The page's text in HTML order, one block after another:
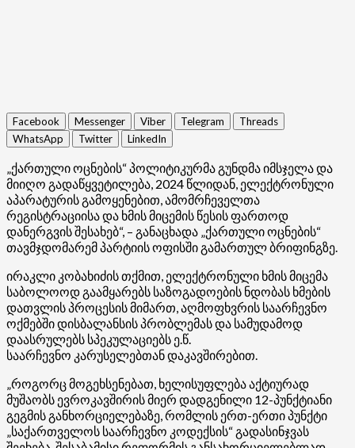
Facebook Messenger Viber Telegram
Threads
WhatsApp
Twitter LinkedIn
„ქართული ოცნების“ პოლიტიკურმა გუნდმა იმსჯელა და
მიიღო გადაწყვეტილება, 2024 წლიდან, ელექტრონული
აპარატურის გამოყენებით, ამომრჩეველთა
რეგისტრაციისა და ხმის მიცემის წესის ფართოდ
დანერგვის შესახებ“, – განაცხადა „ქართული ოცნების“
თავმჯდომარემ პარტიის ოფისში გამართულ ბრიფინგზე.
ირაკლი კობახიძის თქმით, ელექტრონული ხმის მიცემა
საბოლოოდ გაამყარებს საზოგადოების ნდობას ხმების
დათვლის პროცესის მიმართ, აღმოფხვრის საარჩევნო
ოქმებში დისბალანსის პრობლემას და სამუდამოდ
დაასრულებს სპეკულაციებს ე.წ.
საარჩევნო კარუსელებთანდაკავშირებით.
„როგორც მოგეხსენებათ, ხელისუფლება აქტიურად
მუშაობს ევროკავშირის მიერ დადგენილი 12-პუნქტიანი
გეგმის განხორციელებაზე, რომლის ერთ-ერთი პუნქტი
„საქართველოს საარჩევნო კოდექსის“ გადასინჯვას